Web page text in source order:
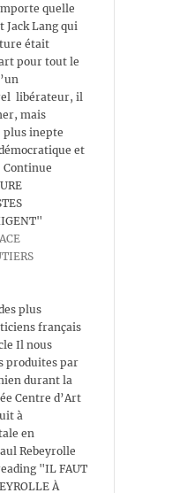
quelle
Jack Lang qui
était
pour tout le
libérateur, il
mais
plus inepte
et
plus
français
Il nous
produites par
durant la
Centre d’Art
à
en
Rebeyrolle
"IL FAUT
À